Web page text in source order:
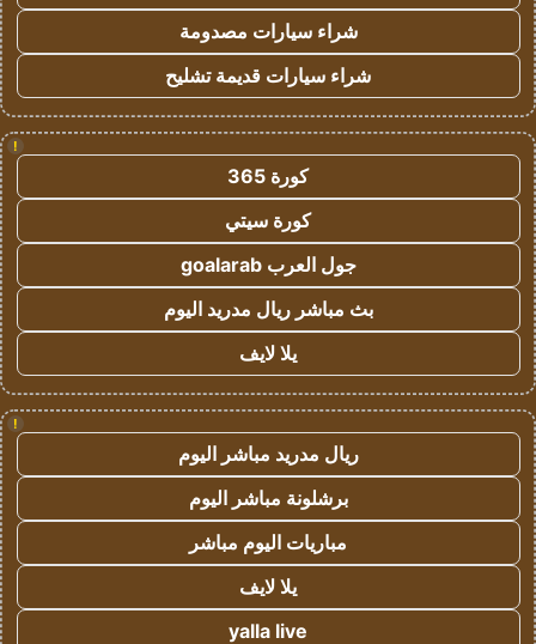
شراء سيارات مصدومة
شراء سيارات قديمة تشليح
!
كورة 365
كورة سيتي
جول العرب goalarab
بث مباشر ريال مدريد اليوم
يلا لايف
!
ريال مدريد مباشر اليوم
برشلونة مباشر اليوم
مباريات اليوم مباشر
يلا لايف
yalla live